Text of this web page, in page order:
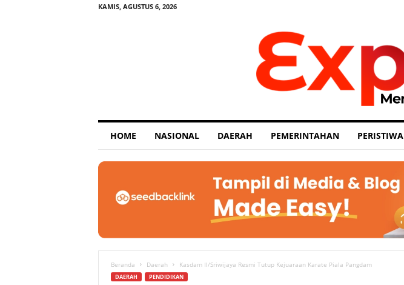
KAMIS, AGUSTUS 6, 2026
p
o
HOME NASIONAL DAERAH PEMERINTAHAN PERISTIWA
Beranda Daerah Kasdam II/Sriwijaya Resmi Tutup Kejuaraan Karate Piala Pangdam
DAERAH PENDIDIKAN